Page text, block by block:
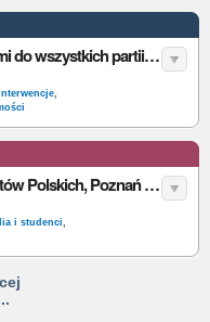
Wysłaliśmy ankiety z pytaniami do wszystkich partii. Przeczytaj, wybierz i zagłosuj
,
Relacja z Kongresu Mediewistów Polskich, Poznań 2011
i studenci,